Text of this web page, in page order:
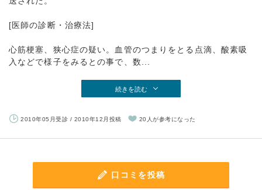
[医師の診断・治療法]
心筋梗塞、狭心症の疑い。血管のつまりをとる点滴、酸素吸
入などで様子をみるとの事で、数...
続きを読む
2010年05月受診 / 2010年12月投稿 20人が参考になった
口コミを投稿